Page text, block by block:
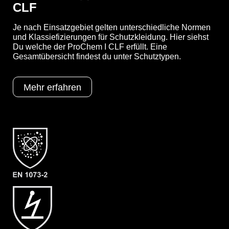
YouTube-Video anzeigen (Cookie-Einstellungen
Optionen
A = Ergonomische Stiefelsocke (EX
Bereich)
Schutztypen
Kategorie
CLF
Je nach Einsatzgebiet gelten unterschiedliche Normen
und Klassiefizierungen für Schutzkleidung. Hier siehst
Du welche der ProChem I CLF erfüllt. Eine
Gesamtübersicht findest du unter Schutztypen.
Mehr erfahren